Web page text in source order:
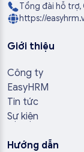
Tổng đài hỗ trợ,
https://
Giới thiệu
Công ty
EasyHRM
Tin tức
Sự kiện
Hướng dẫn